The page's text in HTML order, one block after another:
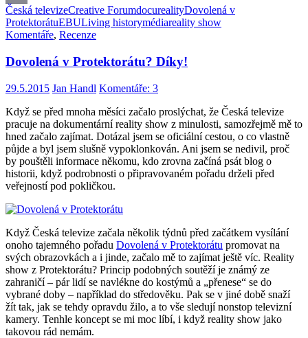
Email
Česká televizeCreative ForumdocurealityDovolená v
ProtektorátuEBULiving historymédiareality show
Komentáře, Recenze
Dovolená v Protektorátu? Díky!
29.5.2015 Jan Handl Komentáře: 3
Když se před mnoha měsíci začalo proslýchat, že Česká televize
pracuje na dokumentární reality show z minulosti, samozřejmě mě to
hned začalo zajímat. Dotázal jsem se oficiální cestou, o co vlastně
půjde a byl jsem slušně vypoklonkován. Ani jsem se nedivil, proč
by pouštěli informace někomu, kdo zrovna začíná psát blog o
historii, když podrobnosti o připravovaném pořadu drželi před
veřejností pod pokličkou.
Když Česká televize začala několik týdnů před začátkem vysílání
onoho tajemného pořadu Dovolená v Protektorátu promovat na
svých obrazovkách a i jinde, začalo mě to zajímat ještě víc. Reality
show z Protektorátu? Princip podobných soutěží je známý ze
zahraničí – pár lidí se navlékne do kostýmů a „přenese“ se do
vybrané doby – například do středověku. Pak se v jiné době snaží
žít tak, jak se tehdy opravdu žilo, a to vše sledují nonstop televizní
kamery. Tenhle koncept se mi moc líbí, i když reality show jako
takovou rád nemám.